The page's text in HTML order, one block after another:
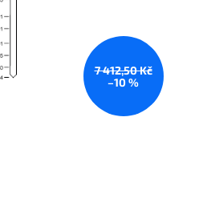
7 412,50 Kč
–10 %